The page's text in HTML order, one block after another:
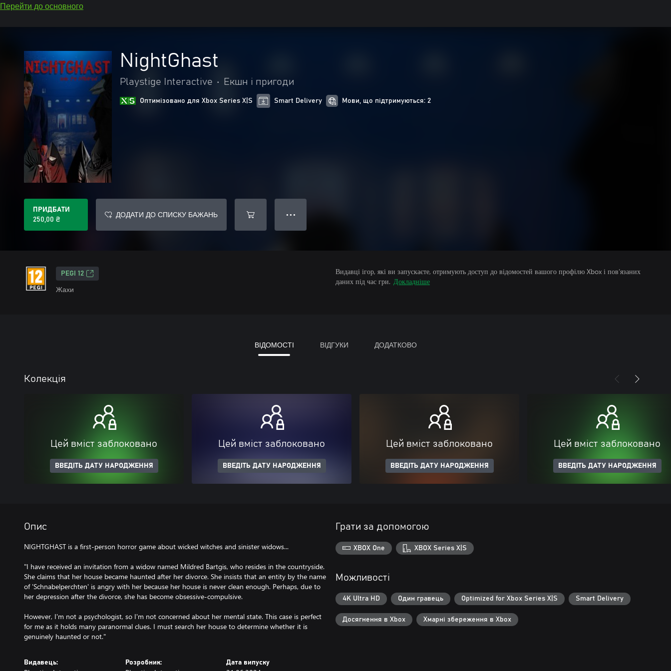
Перейти до основного
NightGhast
Playstige Interactive • Екшн і пригоди
Оптимізовано для Xbox Series X|S Smart Delivery Мови, що підтримуються: 2
ПРИДБАТИ
250,00 ₴
ДОДАТИ ДО СПИСКУ БАЖАНЬ ● ● ●
PEGI 12
Жахи
Видавці ігор, які ви запускаєте, отримують доступ до відомостей вашого профілю Xbox і пов’язаних
даних під час гри. Докладніше
ВІДОМОСТІ ВІДГУКИ ДОДАТКОВО
Колекція
Цей вміст заблоковано
ВВЕДІТЬ ДАТУ НАРОДЖЕННЯ
Цей вміст заблоковано
ВВЕДІТЬ ДАТУ НАРОДЖЕННЯ
Цей вміст заблоковано
ВВЕДІТЬ ДАТУ НАРОДЖЕННЯ
Цей вміст заблоковано
ВВЕДІТЬ ДАТУ НАРОДЖЕННЯ
Опис
NIGHTGHAST is a first-person horror game about wicked witches and sinister widows...
"I have received an invitation from a widow named Mildred Bartgis, who resides in the countryside.
She claims that her house became haunted after her divorce. She insists that an entity by the name
of 'Schnabelperchten' is angry with her because her house is never clean enough. Perhaps, due to
her depression after the divorce, she has become obsessive-compulsive.
However, I'm not a psychologist, so I'm not concerned about her mental state. This case is perfect
for me as it holds many paranormal clues. I must search her house to determine whether it is
genuinely haunted or not."
Видавець: Розробник: Дата випуску
Грати за допомогою
XBOX One XBOX Series X|S
Можливості
4K Ultra HD Один гравець Optimized for Xbox Series X|S Smart Delivery
Досягнення в Xbox Хмарні збереження в Xbox